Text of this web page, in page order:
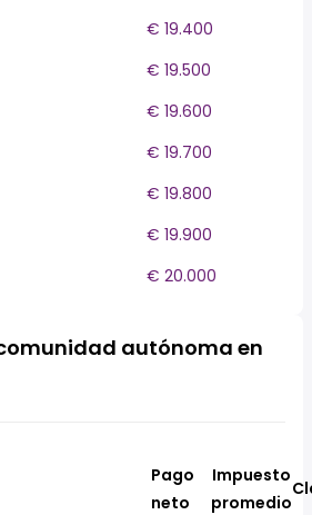
€ 19.400
€ 19.500
€ 19.600
€ 19.700
€ 19.800
€ 19.900
€ 20.000
autónoma en
Pago
neto
Impuesto
promedio